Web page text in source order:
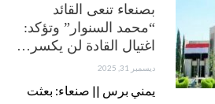
بصنعاء تنعى القائد
“محمد السنوار” وتؤكد:
اغتيال القادة لن يكسر…
ديسمبر 31, 2025
يمني برس || صنعاء: بعثت